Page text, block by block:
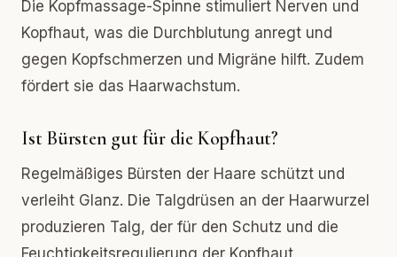
Die Kopfmassage-Spinne stimuliert Nerven und
Kopfhaut, was die Durchblutung anregt und
gegen Kopfschmerzen und Migräne hilft. Zudem
fördert sie das Haarwachstum.
Ist Bürsten gut für die Kopfhaut?
Regelmäßiges Bürsten der Haare schützt und
verleiht Glanz. Die Talgdrüsen an der Haarwurzel
produzieren Talg, der für den Schutz und die